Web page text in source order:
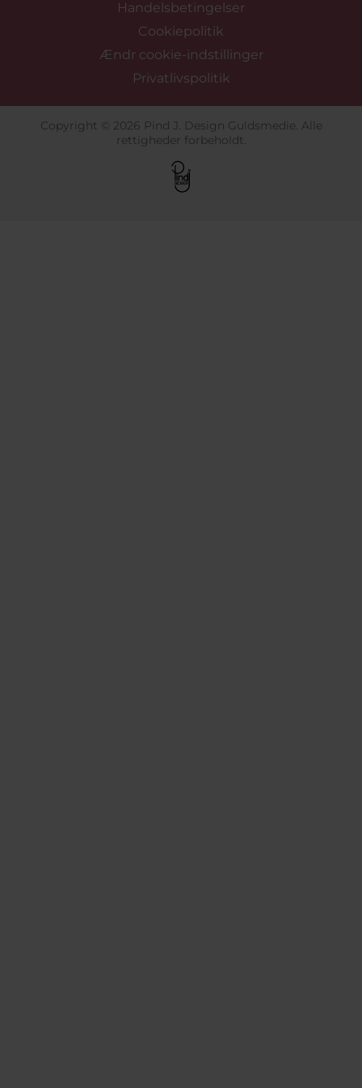
Handelsbetingelser
Cookiepolitik
Ændr cookie-indstillinger
Privatlivspolitik
Copyright © 2026 Pind J. Design Guldsmedie. Alle
rettigheder forbeholdt.